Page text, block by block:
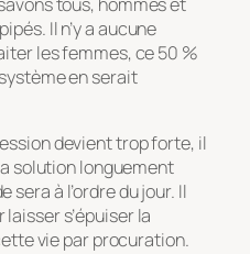
Il n’y a aucune
les femmes, ce 50 %
en serait
devient trop forte, il
solution longuement
sera à l’ordre du jour. Il
s’épuiser la
vie par procuration.